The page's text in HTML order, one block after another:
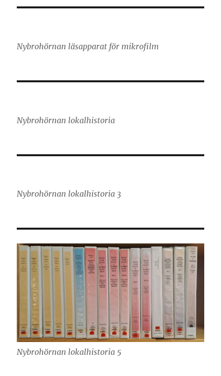
Nybrohörnan läsapparat för mikrofilm
Nybrohörnan lokalhistoria
Nybrohörnan lokalhistoria 3
Nybrohörnan lokalhistoria 5